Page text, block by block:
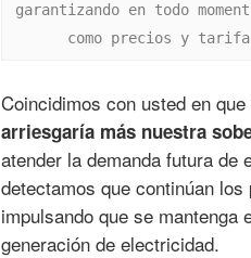
garantizando en todo
como precios y
Coincidimos con usted en
arriesgaría más nuestra
atender la demanda futura
detectamos que continúan
impulsando que se
generación de electricidad.